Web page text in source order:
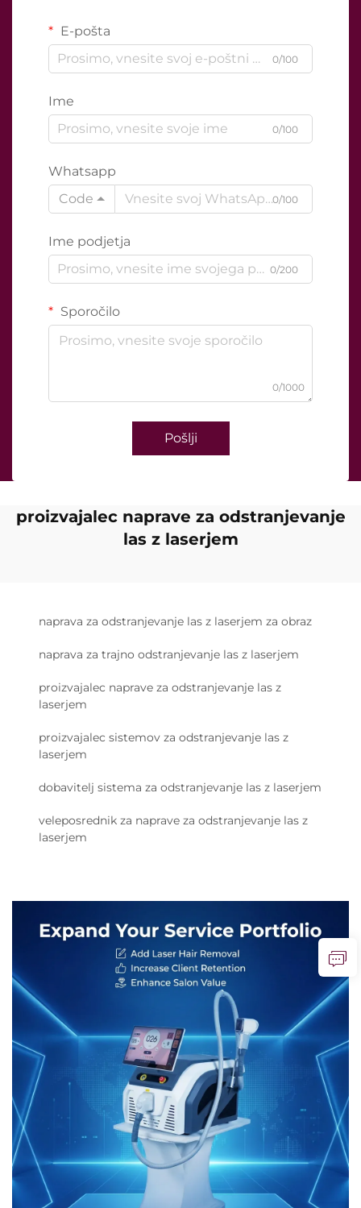
E-pošta
0/100
Ime
0/100
Whatsapp
Code
0/100
Ime podjetja
0/200
Sporočilo
0/1000
Pošlji
proizvajalec naprave za odstranjevanje
las z laserjem
naprava za odstranjevanje las z laserjem za obraz
naprava za trajno odstranjevanje las z laserjem
proizvajalec naprave za odstranjevanje las z
laserjem
proizvajalec sistemov za odstranjevanje las z
laserjem
dobavitelj sistema za odstranjevanje las z laserjem
veleposrednik za naprave za odstranjevanje las z
laserjem